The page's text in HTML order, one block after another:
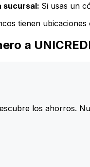
sucursal: Si usas un
tienen
a
los ahorros.